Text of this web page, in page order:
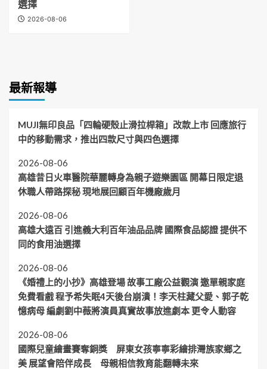
選擇
2026-08-06
最新報導
MUJI無印良品「四輪硬殼止滑拉桿箱」改款上市 回應旅行
中的移動需求，推出四款尺寸與四色選擇
2026-08-06
高雄昔日火車醫院華麗轉身為親子遊樂園區 開幕日限定退
休職人帶路探秘 現地展回顧百年機廠歲月
2026-08-06
高雄大遠百 引進義大利百年油品品牌 國際食品認證 提供不
同的食用油選擇
2026-08-06
《婚禮上的小抄》高雄登場 故事工廠公益觀演 邀單親家庭
免費看戲 程予希失眠4天後台崩潰！李天柱藏父愛、郭子乾
憶病母 編劇劉中薇將演員真實故事放進劇本 更令人動容
2026-08-06
國際兒童繪畫賽奪銅獎 屏東女孩寧寧彩繪排灣族家鄉之
美 展望會陪伴成長 母親相信教育能翻轉未來